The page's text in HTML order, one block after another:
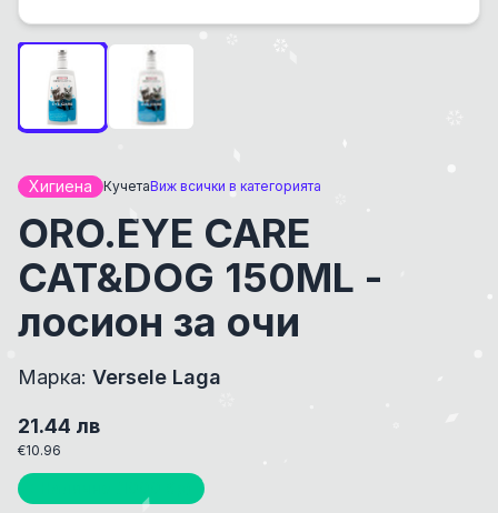
Хигиена КучетаВиж всички в категорията
ORO.EYE CARE
CAT&DOG 150ML -
лосион за очи
Марка: Versele Laga
21.44 лв
€10.96